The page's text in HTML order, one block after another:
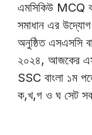
এমসিকিউ MCQ বা
সমাধান এর
অনুষ্ঠিত এসএসসি
২০২৪, আজকের
SSC বাংলা ১ম
ক,খ,গ ও ঘ সেট